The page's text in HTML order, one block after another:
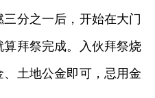
分之一后，开始在大门
拜祭完成。入伙拜祭烧
土地公金即可，忌用金